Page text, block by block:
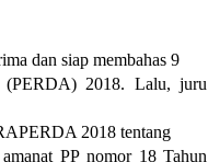
dan siap membahas 9
(PERDA) 2018. Lalu, juru
2018 tentang
PP nomor 18 Tahun